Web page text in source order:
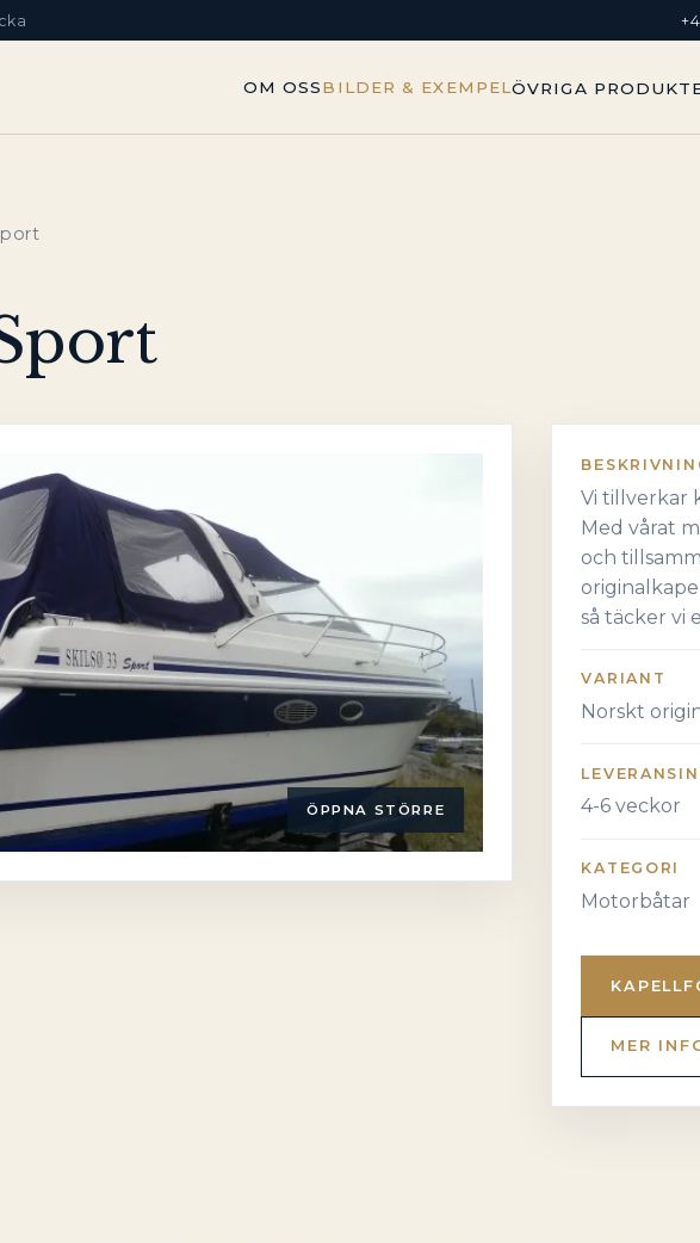
OM OSSBILDER & EXEMPELÖVRIGA
ÖPPNA STÖRRE
Vi tillverkar
Med vårat
och
så täcker vi
VARIANT
Norskt
4-6 veckor
KATEGORI
Motorbåtar
MER